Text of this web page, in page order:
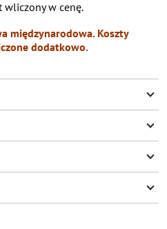
wliczony w cenę.
międzynarodowa. Koszty
dodatkowo.